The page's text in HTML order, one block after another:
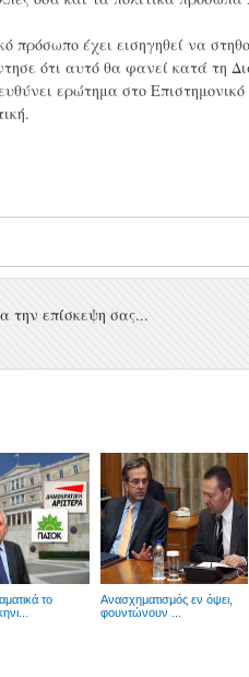
πρόσωπο έχει εισηγηθεί να
ότι αυτό θα φανεί κατά τη
ερώτημα στο
την επίσκεψη σας...
το
Ανασχηματισμός εν όψει,
φουντώνουν ...